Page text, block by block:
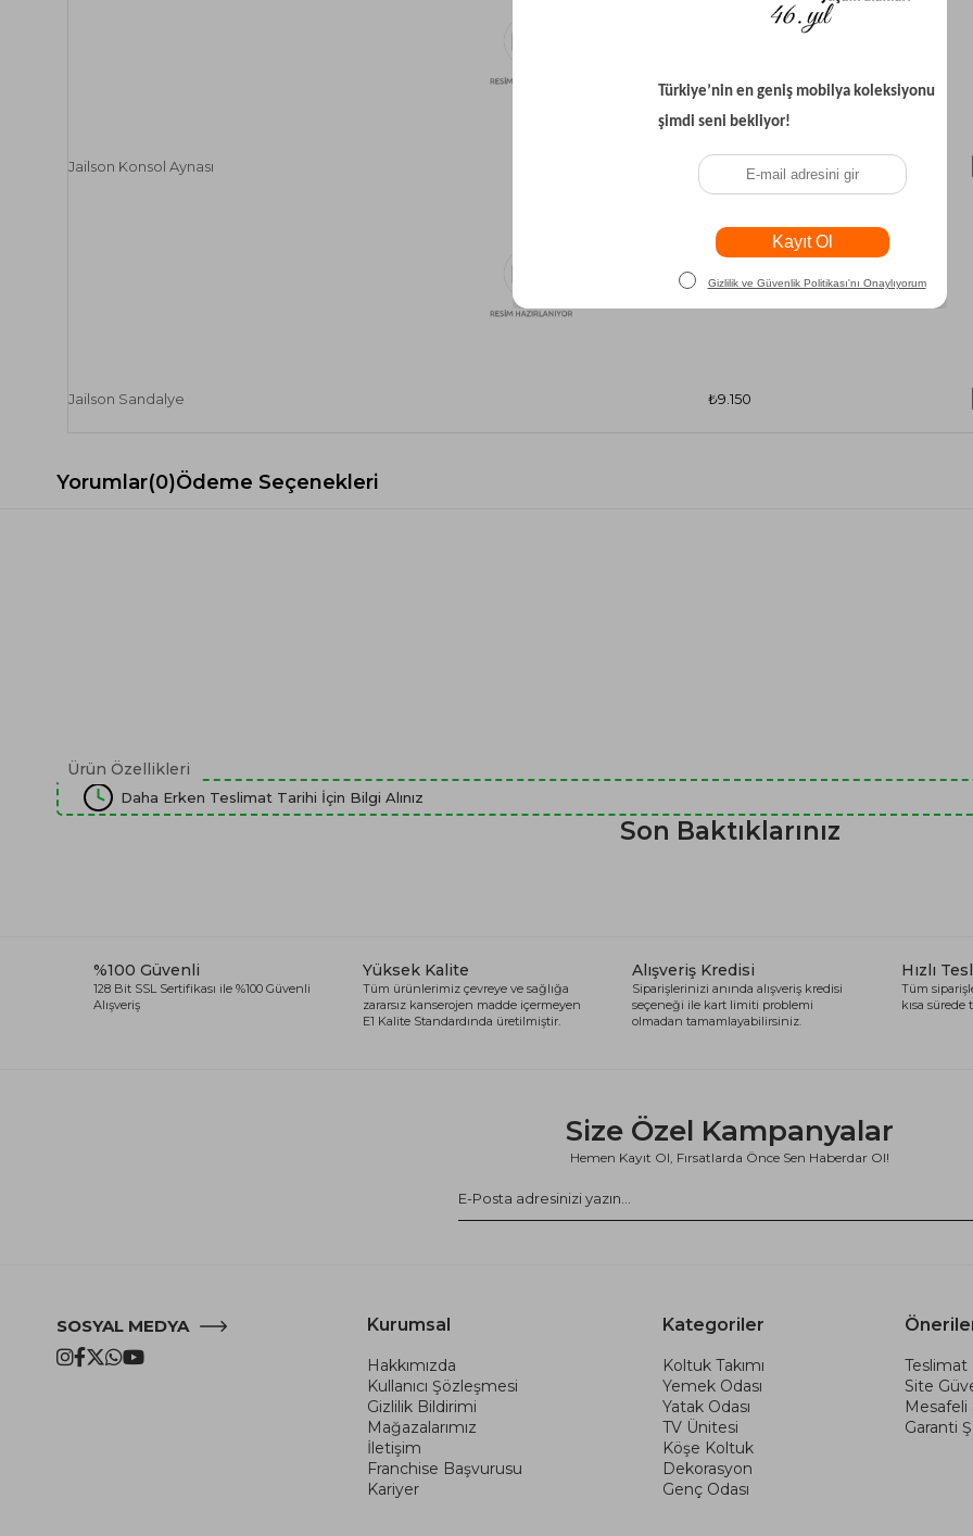
Jailson Konsol Aynası ₺13.900
Jailson Sandalye ₺9.150
Yorumlar(0)Ödeme Seçenekleri
Ürün Özellikleri
Daha Erken Teslimat Tarihi İçin Bilgi Alınız
Son Baktıklarınız
%100 Güvenli
128 Bit SSL Sertifikası ile %100 Güvenli
Alışveriş
Yüksek Kalite
Tüm ürünlerimiz çevreye ve sağlığa
zararsız kanserojen madde içermeyen
E1 Kalite Standardında üretilmiştir.
Alışveriş Kredisi
Siparişlerinizi anında alışveriş kredisi
seçeneği ile kart limiti problemi
olmadan tamamlayabilirsiniz.
Hızlı
Tüm
kısa sürede
Size Özel Kampanyalar
Hemen Kayıt Ol, Fırsatlarda Önce Sen Haberdar Ol!
SOSYAL MEDYA Kurumsal
Hakkımızda
Kullanıcı Şözleşmesi
Gizlilik Bildirimi
Mağazalarımız
İletişim
Franchise Başvurusu
Kariyer
Kategoriler
Koltuk Takımı
Yemek Odası
Yatak Odası
TV Ünitesi
Köşe Koltuk
Dekorasyon
Genç Odası
Teslimat
Site
Mesafeli
Garanti